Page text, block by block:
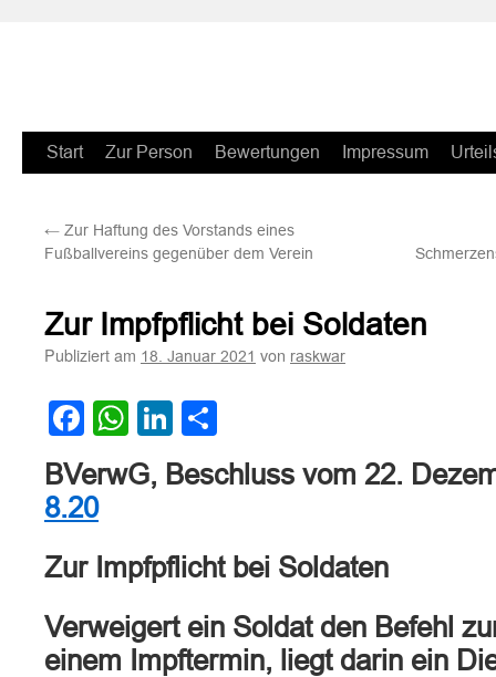
Zum
springen
Start Zur Person Bewertungen Impressum
← Zur Haftung des Vorstands eines
Fußballvereins gegenüber dem Verein
Zur Impfpflicht bei Soldaten
Publiziert am 18. Januar 2021 von raskwar
Facebook
WhatsApp
LinkedIn
BVerwG, Beschluss vom 22.
8.20
Zur Impfpflicht bei Soldaten
Verweigert ein Soldat den Befehl
einem Impftermin, liegt darin ein